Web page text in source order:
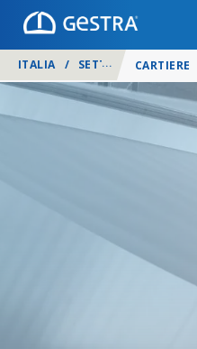
ITALIA / SETTORI /
CARTIERE